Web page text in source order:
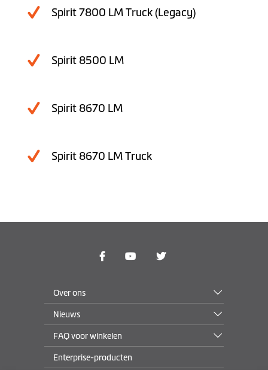
Spirit 7800 LM Truck (Legacy)
Spirit 8500 LM
Spirit 8670 LM
Spirit 8670 LM Truck
Over ons
Nieuws
FAQ voor winkelen
Enterprise-producten